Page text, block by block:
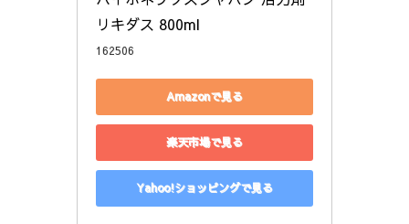
リキダス 800ml
162506
Amazonで見る
楽天市場で見る
Yahoo!ショッピングで見る